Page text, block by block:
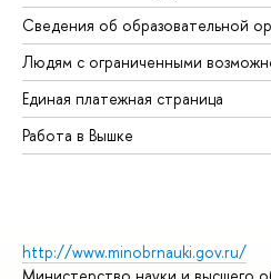
Сведения об образовательной
Людям с ограниченными
Единая платежная страница
Работа в Вышке
http://www.minobrnauki.gov.ru/